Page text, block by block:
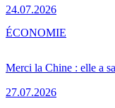
24.07.2026
Merci la Chine : elle a
27.07.2026
ÉCONOMIE